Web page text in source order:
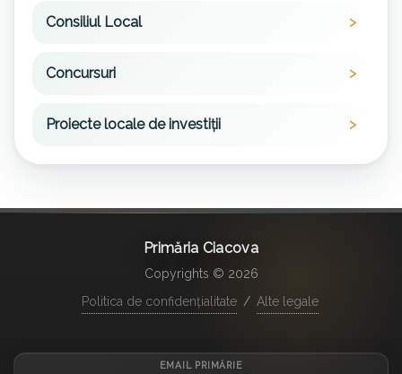
Consiliul Local
Concursuri
Proiecte locale de investiții
Primăria Ciacova
Copyrights © 2026
Politica de confidențialitate / Alte legale
EMAIL PRIMĂRIE